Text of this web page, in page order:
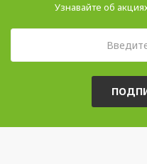
Узнавайте об